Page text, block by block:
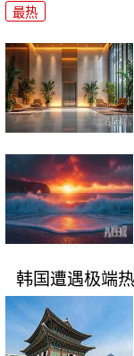
最热
韩国遭遇极端